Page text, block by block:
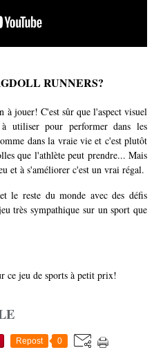
RUNNERS?
à jouer! C'est sûr que l'aspect visuel
utiliser pour performer dans les
dans la vraie vie et c'est plutôt
que l'athlète peut prendre... Mais
et à s'améliorer c'est un vrai régal.
le reste du monde avec des défis
très sympathique sur un sport que
ce jeu de sports à petit prix!
Repost 0